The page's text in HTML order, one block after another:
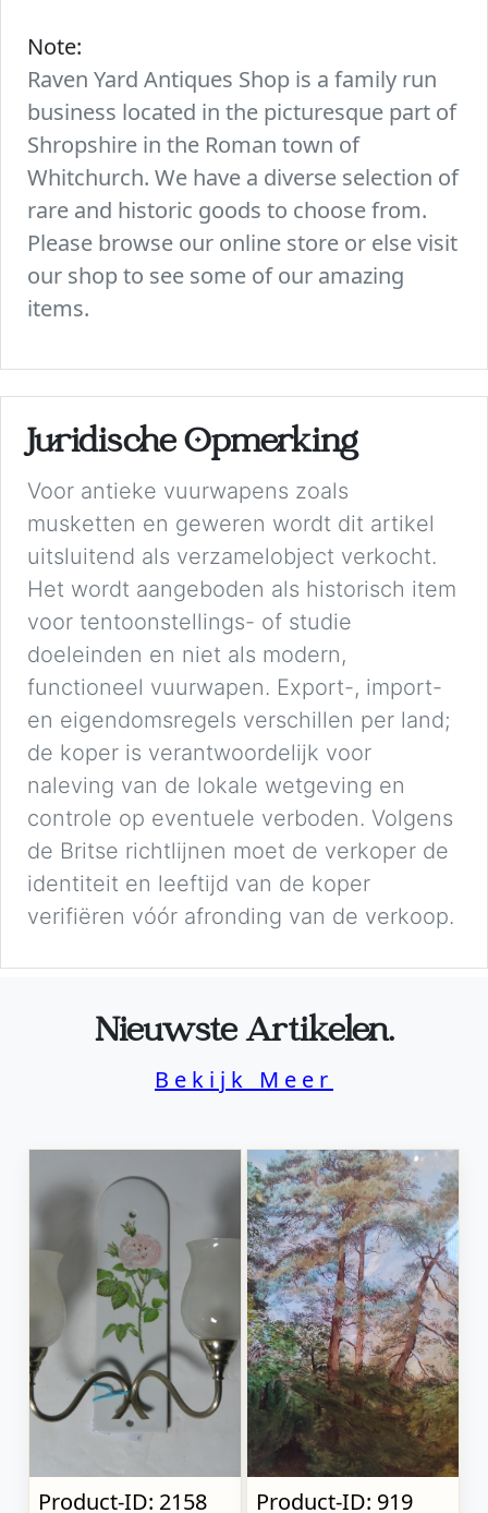
Note:
Raven Yard Antiques Shop is a family run
business located in the picturesque part of
Shropshire in the Roman town of
Whitchurch. We have a diverse selection of
rare and historic goods to choose from.
Please browse our online store or else visit
our shop to see some of our amazing
items.
Juridische Opmerking
Voor antieke vuurwapens zoals
musketten en geweren wordt dit artikel
uitsluitend als verzamelobject verkocht.
Het wordt aangeboden als historisch item
voor tentoonstellings- of studie
doeleinden en niet als modern,
functioneel vuurwapen. Export-, import-
en eigendomsregels verschillen per land;
de koper is verantwoordelijk voor
naleving van de lokale wetgeving en
controle op eventuele verboden. Volgens
de Britse richtlijnen moet de verkoper de
identiteit en leeftijd van de koper
verifiëren vóór afronding van de verkoop.
Nieuwste Artikelen.
Bekijk Meer
Product-ID: 2158 Product-ID: 919